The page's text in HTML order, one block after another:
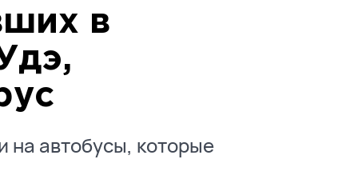
в
на автобусы, которые